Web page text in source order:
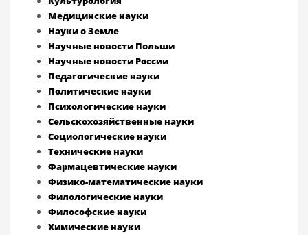
Медицинские науки
Науки о Земле
Научные новости Польши
Научные новости России
Педагогические науки
Политические науки
Психологические науки
Сельскохозяйственные науки
Социологические науки
Технические науки
Фармацевтические науки
Физико-математические науки
Филологические науки
Философские науки
Химические науки